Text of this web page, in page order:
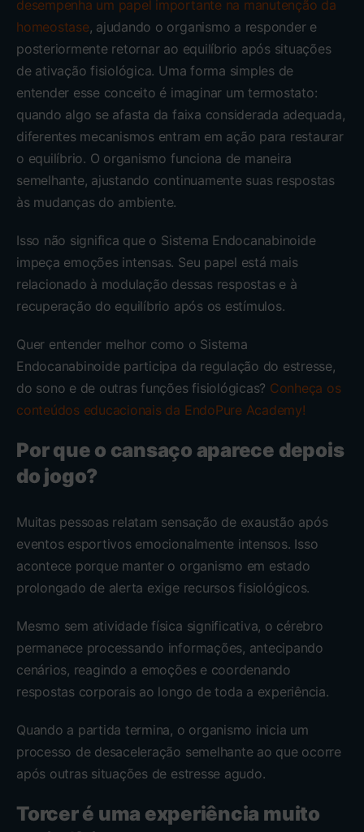
desempenha um papel importante na manutenção da
homeostase, ajudando o organismo a responder e
posteriormente retornar ao equilíbrio após situações
de ativação fisiológica. Uma forma simples de
entender esse conceito é imaginar um termostato:
quando algo se afasta da faixa considerada adequada,
diferentes mecanismos entram em ação para restaurar
o equilíbrio. O organismo funciona de maneira
semelhante, ajustando continuamente suas respostas
às mudanças do ambiente.
Isso não significa que o Sistema Endocanabinoide
impeça emoções intensas. Seu papel está mais
relacionado à modulação dessas respostas e à
recuperação do equilíbrio após os estímulos.
Quer entender melhor como o Sistema
Endocanabinoide participa da regulação do estresse,
do sono e de outras funções fisiológicas? Conheça os
conteúdos educacionais da EndoPure Academy!
Por que o cansaço aparece depois
do jogo?
Muitas pessoas relatam sensação de exaustão após
eventos esportivos emocionalmente intensos. Isso
acontece porque manter o organismo em estado
prolongado de alerta exige recursos fisiológicos.
Mesmo sem atividade física significativa, o cérebro
permanece processando informações, antecipando
cenários, reagindo a emoções e coordenando
respostas corporais ao longo de toda a experiência.
Quando a partida termina, o organismo inicia um
processo de desaceleração semelhante ao que ocorre
após outras situações de estresse agudo.
Torcer é uma experiência muito